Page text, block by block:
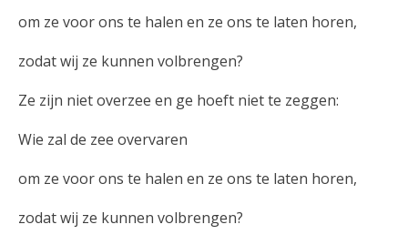
om ze voor ons te halen en ze ons te laten horen,
zodat wij ze kunnen volbrengen?
Ze zijn niet overzee en ge hoeft niet te zeggen:
Wie zal de zee overvaren
om ze voor ons te halen en ze ons te laten horen,
zodat wij ze kunnen volbrengen?